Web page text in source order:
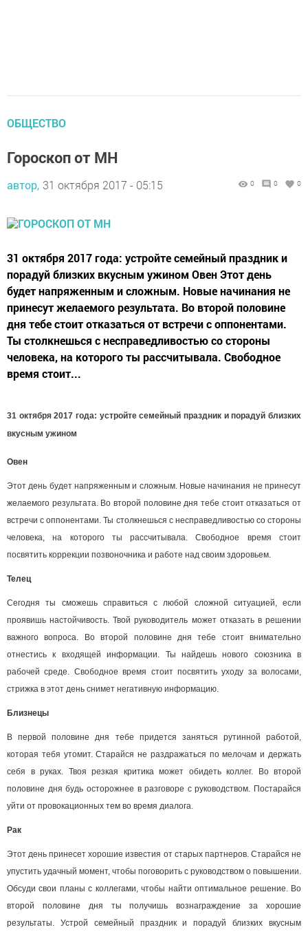
ОБЩЕСТВО
Гороскоп от МН
автор, 31 октября 2017 - 05:15 0 0 0
31 октября 2017 года: устройте семейный праздник и
порадуй близких вкусным ужином Овен Этот день
будет напряженным и сложным. Новые начинания не
принесут желаемого результата. Во второй половине
дня тебе стоит отказаться от встречи с оппонентами.
Ты столкнешься с несправедливостью со стороны
человека, на которого ты рассчитывала. Свободное
время стоит...
31 октября 2017 года: устройте семейный праздник и порадуй близких
вкусным ужином
Овен
Этот день будет напряженным и сложным. Новые начинания не принесут
желаемого результата. Во второй половине дня тебе стоит отказаться от
встречи с оппонентами. Ты столкнешься с несправедливостью со стороны
человека, на которого ты рассчитывала. Свободное время стоит
посвятить коррекции позвоночника и работе над своим здоровьем.
Телец
Сегодня ты сможешь справиться с любой сложной ситуацией, если
проявишь настойчивость. Твой руководитель может отказать в решении
важного вопроса. Во второй половине дня тебе стоит внимательно
отнестись к входящей информации. Ты найдешь нового союзника в
рабочей среде. Свободное время стоит посвятить уходу за волосами,
стрижка в этот день снимет негативную информацию.
Близнецы
В первой половине дня тебе придется заняться рутинной работой,
которая тебя утомит. Старайся не раздражаться по мелочам и держать
себя в руках. Твоя резкая критика может обидеть коллег. Во второй
половине дня будь осторожнее в разговоре с руководством. Постарайся
уйти от провокационных тем во время диалога.
Рак
Этот день принесет хорошие известия от старых партнеров. Старайся не
упустить удачный момент, чтобы поговорить с руководством о повышении.
Обсуди свои планы с коллегами, чтобы найти оптимальное решение. Во
второй половине дня ты получишь вознаграждение за хорошие
результаты. Устрой семейный праздник и порадуй близких вкусным